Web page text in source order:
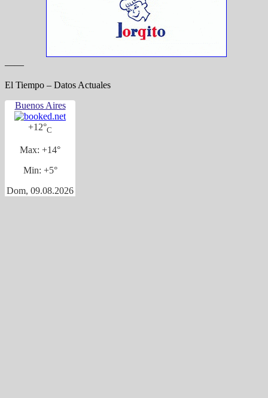
——
El Tiempo – Datos Actuales
Buenos Aires
+12°C
Max: +14°
Min: +5°
Dom, 09.08.2026